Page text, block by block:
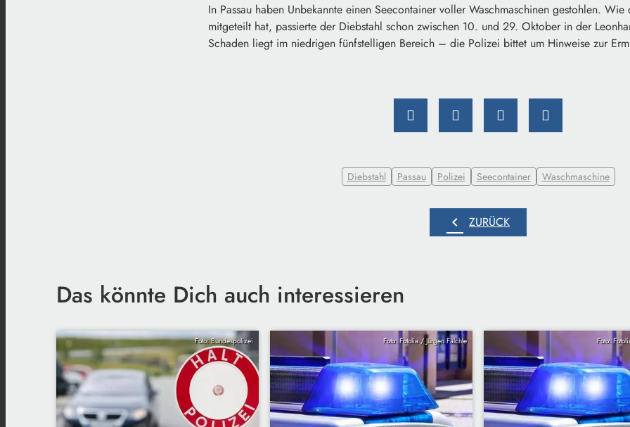
In Passau haben Unbekannte einen Seecontainer voller Waschmaschinen gestohlen.
mitgeteilt hat, passierte der Diebstahl schon zwischen 10. und 29. Oktober in der
Schaden liegt im niedrigen fünfstelligen Bereich – die Polizei bittet um Hinweise zur
Diebstahl Passau Polizei Seecontainer Waschmaschine
chevron_left ZURÜCK
Das könnte Dich auch interessieren
Foto: Bundespolizei Foto: Fotolia / Jürgen Fälchle Foto: